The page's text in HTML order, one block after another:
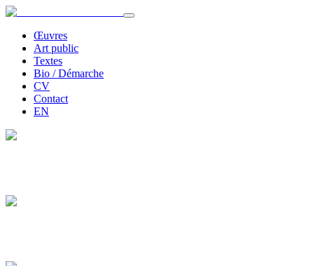
Œuvres
Art public
Textes
Bio / Démarche
CV
Contact
EN